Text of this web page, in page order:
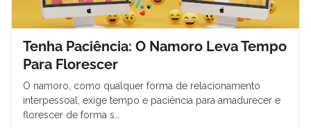
Tenha Paciência: O Namoro Leva Tempo
Para Florescer
O namoro, como qualquer forma de relacionamento
interpessoal, exige tempo e paciência para amadurecer e
florescer de forma s…